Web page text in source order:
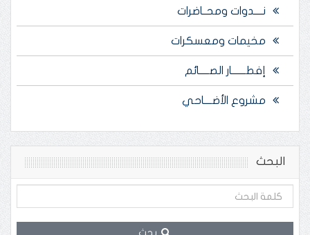
نــــدوات ومحــاضرات
مخيمات ومعسكرات
إفطـــــــار الصـــــائم
مشروع الأضــــاحي
البحث
بحث